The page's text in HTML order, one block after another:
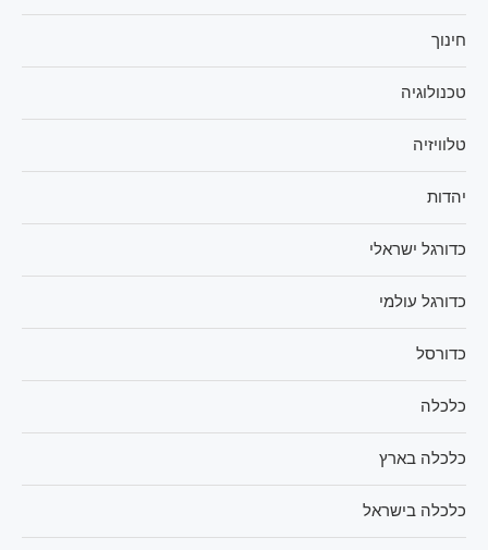
חינוך
טכנולוגיה
טלוויזיה
יהדות
כדורגל ישראלי
כדורגל עולמי
כדורסל
כלכלה
כלכלה בארץ
כלכלה בישראל